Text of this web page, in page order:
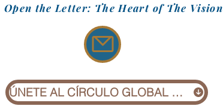
Open the Letter: The Heart of The Vision
ÚNETE AL CÍRCULO GLOBAL (£1)